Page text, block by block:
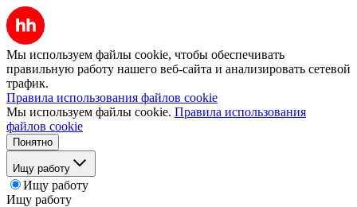
Мы используем файлы cookie, чтобы обеспечивать
правильную работу нашего веб-сайта и анализировать сетевой
трафик.
Правила использования файлов cookie
Мы используем файлы cookie. Правила использования
файлов cookie
Понятно
Ищу работу
Ищу работу
Ищу работу